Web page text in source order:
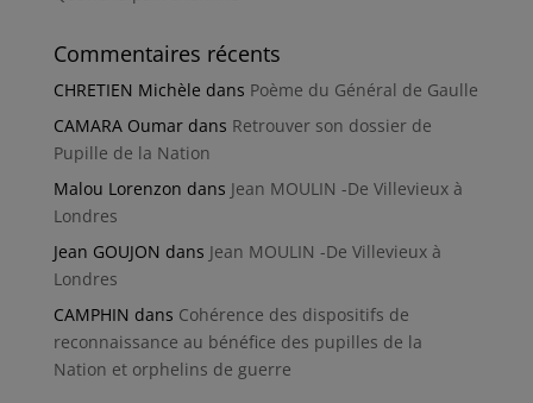
Commentaires récents
CHRETIEN Michèle dans Poème du Général de Gaulle
CAMARA Oumardans Retrouver son dossier de
Pupille de la Nation
Malou Lorenzon dans Jean MOULIN -De Villevieux à
Londres
Jean GOUJON dans Jean MOULIN -De Villevieux à
Londres
CAMPHIN dans Cohérence des dispositifs de
reconnaissance au bénéfice des pupilles de la
Nation et orphelins de guerre